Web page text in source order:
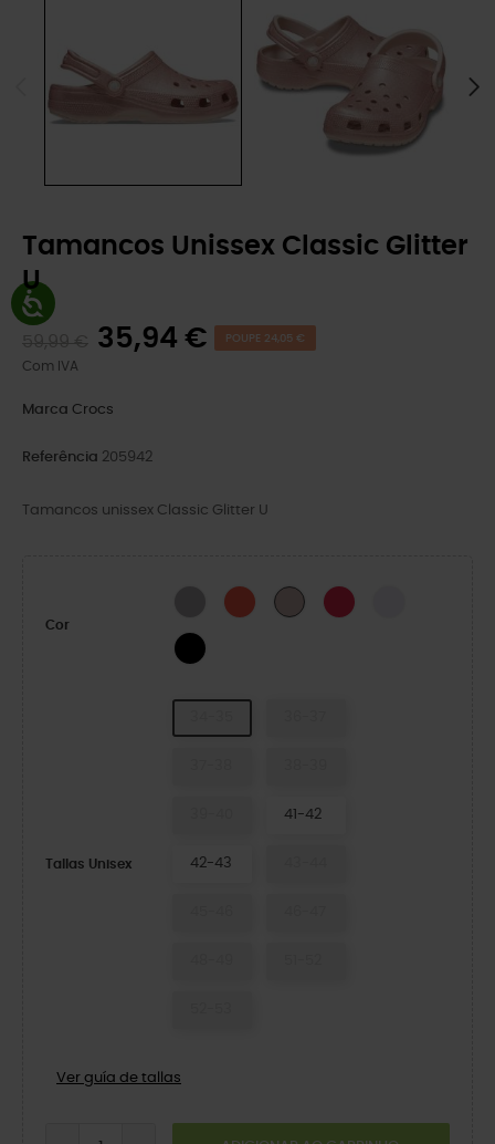
Tamancos Unissex Classic Glitter
U
35,94 € POUPE 24,05 €
Com IVA
Marca Crocs
Referência 205942
Tamancos unissex Classic Glitter U
Cor
Silver GlitterCherry RedQuartz GlitterDigital Raspberry GL
Black Glitter
Tallas Unisex
41-42
42-43
Ver guía de tallas